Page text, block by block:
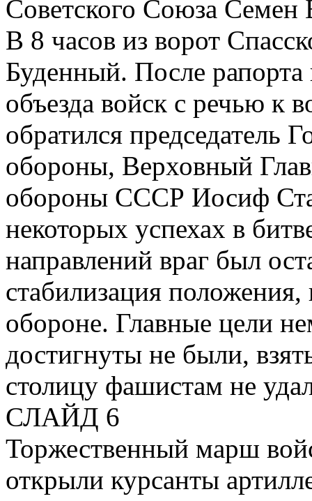
Советского Союза Семен
В 8 часов из ворот
Буденный. После
объезда войск с речью к
обратился председатель
обороны, Верховный
обороны СССР Иосиф
некоторых успехах в
направлений враг был
стабилизация
обороне. Главные цели
достигнуты не были,
столицу фашистам не
СЛАЙД 6
Торжественный марш
открыли курсанты